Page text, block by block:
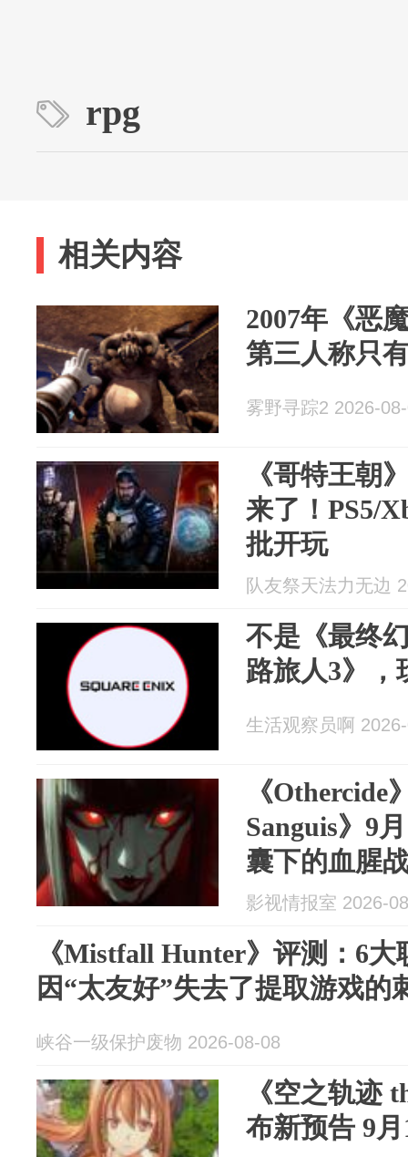
rpg
相关内容
2007年《恶
第三人称只
雾野寻踪2 2026-
《哥特王朝
来了！PS5/
批开玩
队友祭天法力无边
不是《最终
路旅人3》，
生活观察员啊
《Othercide
Sanguis》9
囊下的血腥
影视情报室 2026-
《Mistfall Hunter》评测：6
因“太友好”失去了提取游戏的
峡谷一级保护废物 2026-08-08
《空之轨迹
布新预告 9